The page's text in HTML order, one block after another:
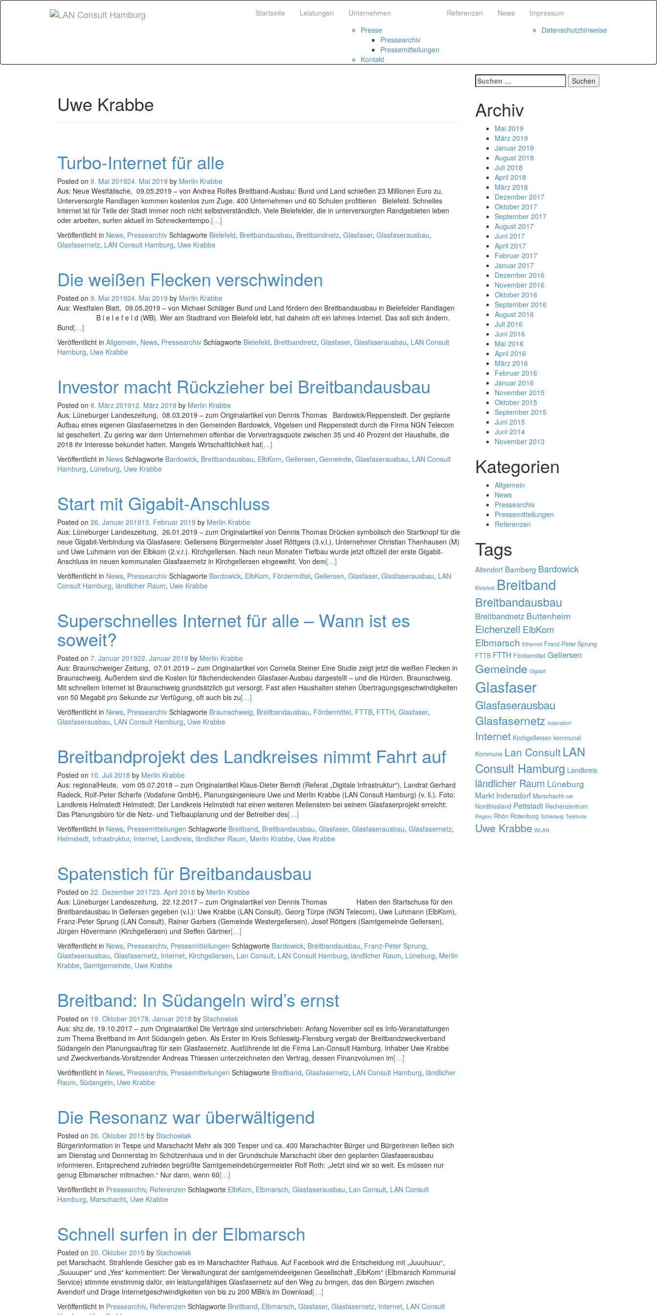
Startseite Leistungen
Unternehmen
Presse
Pressearchiv
Pressemitteilungen
Kontakt
Referenzen News
Impressum
Datenschutzhinweise
Uwe Krabbe
Turbo-Internet für alle
Posted on 9. Mai 201924. Mai 2019 by Merlin Krabbe
Aus: Neue Westfälische, 09.05.2019 – von Andrea Rolfes Breitband-Ausbau: Bund und Land schießen 23 Millionen Euro zu.
Unterversorgte Randlagen kommen kostenlos zum Zuge. 400 Unternehmen und 60 Schulen profitieren Bielefeld. Schnelles
Internet ist für Teile der Stadt immer noch nicht selbstverständlich. Viele Bielefelder, die in unterversorgten Randgebieten leben
oder arbeiten, surfen aktuell im Schneckentempo.[…]
Veröffentlicht in News, Pressearchiv Schlagworte Bielefeld, Breitbandausbau, Breitbandnetz, Glasfaser, Glasfaserausbau,
Glasfasernetz, LAN Consult Hamburg, Uwe Krabbe
Die weißen Flecken verschwinden
Posted on 9. Mai 201924. Mai 2019 by Merlin Krabbe
Aus: Westfalen Blatt, 09.05.2019 – von Michael Schläger Bund und Land fördern den Breitbandausbau in Bielefelder Randlagen
B i e l e f e l d (WB). Wer am Stadtrand von Bielefeld lebt, hat daheim oft ein lahmes Internet. Das soll sich ändern.
Bund[…]
Veröffentlicht in Allgemein, News, Pressearchiv Schlagworte Bielefeld, Breitbandnetz, Glasfaser, Glasfaserausbau, LAN Consult
Hamburg, Uwe Krabbe
Investor macht Rückzieher bei Breitbandausbau
Posted on 8. März 201912. März 2019 by Merlin Krabbe
Aus: Lüneburger Landeszeitung, 08.03.2019 – zum Originalartikel von Dennis Thomas Bardowick/Reppenstedt. Der geplante
Aufbau eines eigenen Glasfasernetzes in den Gemeinden Bardowick, Vögelsen und Reppenstedt durch die Firma NGN Telecom
ist gescheitert. Zu gering war dem Unternehmen offenbar die Vorvertragsquote zwischen 35 und 40 Prozent der Haushalte, die
2018 ihr Interesse bekundet hatten. Mangels Wirtschaftlichkeit hat[…]
Veröffentlicht in News Schlagworte Bardowick, Breitbandausbau, ElbKom, Gellersen, Gemeinde, Glasfaserausbau, LAN Consult
Hamburg, Lüneburg, Uwe Krabbe
Start mit Gigabit-Anschluss
Posted on 26. Januar 201913. Februar 2019 by Merlin Krabbe
Aus: Lüneburger Landeszeitung, 26.01.2019 – zum Originalartikel von Dennis Thomas Drücken symbolisch den Startknopf für die
neue Gigabit-Verbindung via Glasfasere: Gellersens Bürgermeister Josef Röttgers (3.v.l.), Unternehmer Christian Thenhausen (M)
und Uwe Luhmann von der Elbkom (2.v.r.). Kirchgellersen. Nach neun Monaten Tiefbau wurde jetzt offiziell der erste Gigabit-
Anschluss im neuen kommunalen Glasfasernetz in Kirchgellersen eingeweiht. Von dem[…]
Veröffentlicht in News, Pressearchiv Schlagworte Bardowick, ElbKom, Fördermittel, Gellersen, Glasfaser, Glasfaserausbau, LAN
Consult Hamburg, ländlicher Raum, Uwe Krabbe
Superschnelles Internet für alle – Wann ist es
soweit?
Posted on 7. Januar 201922. Januar 2019 by Merlin Krabbe
Aus: Braunschweiger Zeitung, 07.01.2019 – zum Originalartikel von Cornelia Steiner Eine Studie zeigt jetzt die weißen Flecken in
Braunschweig. Außerdem sind die Kosten für flächendeckenden Glasfaser-Ausbau dargestellt – und die Hürden. Braunschweig.
Mit schnellem Internet ist Braunschweig grundsätzlich gut versorgt. Fast allen Haushalten stehen Übertragungsgeschwindigkeiten
von 50 Megabit pro Sekunde zur Verfügung, oft auch bis zu[…]
Veröffentlicht in News, Pressearchiv Schlagworte Braunschweig, Breitbandausbau, Fördermittel, FTTB, FTTH, Glasfaser,
Glasfaserausbau, LAN Consult Hamburg, Uwe Krabbe
Breitbandprojekt des Landkreises nimmt Fahrt auf
Posted on 10. Juli 2018 by Merlin Krabbe
Aus: regionalHeute, vom 05.07.2018 – zum Originalartikel Klaus-Dieter Berndt (Referat „Digitale Infrastruktur“), Landrat Gerhard
Radeck, Rolf-Peter Scharfe (Vodafone GmbH), Planungsingenieure Uwe und Merlin Krabbe (LAN Consult Hamburg) (v. li.). Foto:
Landkreis Helmstedt Helmstedt. Der Landkreis Helmstedt hat einen weiteren Meilenstein bei seinem Glasfaserprojekt erreicht:
Das Planungsbüro für die Netz- und Tiefbauplanung und der Betreiber des[…]
Veröffentlicht in News, Pressemitteilungen Schlagworte Breitband, Breitbandausbau, Glasfaser, Glasfaserausbau, Glasfasernetz,
Helmstedt, Infrastruktur, Internet, Landkreis, ländlicher Raum, Merlin Krabbe, Uwe Krabbe
Spatenstich für Breitbandausbau
Posted on 22. Dezember 201723. April 2018 by Merlin Krabbe
Aus: Lüneburger Landeszeitung, 22.12.2017 – zum Originalartikel von Dennis Thomas Haben den Startschuss für den
Breitbandausbau in Gellersen gegeben (v.l.): Uwe Krabbe (LAN Consult), Georg Türpe (NGN Telecom), Uwe Luhmann (ElbKom),
Franz-Peter Sprung (LAN Consult), Rainer Garbers (Gemeinde Westergellersen), Josef Röttgers (Samtgemeinde Gellersen),
Jürgen Hövermann (Kirchgellersen) und Steffen Gärtner[…]
Veröffentlicht in News, Pressearchiv, Pressemitteilungen Schlagworte Bardowick, Breitbandausbau, Franz-Peter Sprung,
Glasfaserausbau, Glasfasernetz, Internet, Kirchgellersen, Lan Consult, LAN Consult Hamburg, ländlicher Raum, Lüneburg, Merlin
Krabbe, Samtgemeinde, Uwe Krabbe
Breitband: In Südangeln wird’s ernst
Posted on 19. Oktober 20178. Januar 2018 by Stachowiak
Aus: shz.de, 19.10.2017 – zum Originalartikel Die Verträge sind unterschrieben: Anfang November soll es Info-Veranstaltungen
zum Thema Breitband im Amt Südangeln geben. Als Erster im Kreis Schleswig-Flensburg vergab der Breitbandzweckverband
Südangeln den Planungsauftrag für sein Glasfasernetz. Ausführende ist die Firma Lan-Consult Hamburg. Inhaber Uwe Krabbe
und Zweckverbands-Vorsitzender Andreas Thiessen unterzeichneten den Vertrag, dessen Finanzvolumen im[…]
Veröffentlicht in News, Pressearchiv, Pressemitteilungen Schlagworte Breitband, Glasfasernetz, LAN Consult Hamburg, ländlicher
Raum, Südangeln, Uwe Krabbe
Die Resonanz war überwältigend
Posted on 26. Oktober 2015 by Stachowiak
Bürgerinformation in Tespe und Marschacht Mehr als 300 Tesper und ca. 400 Marschachter Bürger und Bürgerinnen ließen sich
am Dienstag und Donnerstag im Schützenhaus und in der Grundschule Marschacht über den geplanten Glasfaserausbau
informieren. Entsprechend zufrieden begrüßte Samtgemeindebürgermeister Rolf Roth: „Jetzt sind wir so weit. Es müssen nur
genug Elbmarscher mitmachen.“ Nur dann, wenn 60[…]
Veröffentlicht in Pressearchiv, Referenzen Schlagworte ElbKom, Elbmarsch, Glasfaserausbau, Lan Consult, LAN Consult
Hamburg, Marschacht, Uwe Krabbe
Schnell surfen in der Elbmarsch
Posted on 20. Oktober 2015 by Stachowiak
pet Marschacht. Strahlende Gesicher gab es im Marschachter Rathaus. Auf Facebook wird die Entscheidung mit „Juuuhuuu“,
„Suuuuper“ und „Yes“ kommentiert: Der Verwaltungsrat der samtgemeindeeigenen Gesellschaft „ElbKom“ (Elbmarsch Kommunal
Service) stimmte einstimmig dafür, ein leistungsfähiges Glasfasernetz auf den Weg zu bringen, das den Bürgern zwischen
Avendorf und Drage Internetgeschwindigkeiten von bis zu 200 MBit/s im Download[…]
Veröffentlicht in Pressearchiv, Referenzen Schlagworte Breitband, Elbmarsch, Glasfaser, Glasfasernetz, Internet, LAN Consult
Suchen
nach:
Archiv
Mai 2019
März 2019
Januar 2019
August 2018
Juli 2018
April 2018
März 2018
Dezember 2017
Oktober 2017
September 2017
August 2017
Juni 2017
April 2017
Februar 2017
Januar 2017
Dezember 2016
November 2016
Oktober 2016
September 2016
August 2016
Juli 2016
Juni 2016
Mai 2016
April 2016
März 2016
Februar 2016
Januar 2016
November 2015
Oktober 2015
September 2015
Juni 2015
Juni 2014
November 2013
Kategorien
Allgemein
News
Pressearchiv
Pressemitteilungen
Referenzen
Tags
Altendorf Bamberg Bardowick
Bielefeld Breitband
Breitbandausbau
Breitbandnetz Buttenheim
Eichenzell ElbKom
Elbmarsch Ethernet Franz-Peter Sprung
FTTB FTTH Fördermittel Gellersen
Gemeinde Gigabit
Glasfaser
Glasfaserausbau
Glasfasernetz Indersdorf
Internet Kirchgellersen kommunal
Kommune Lan Consult LAN
Consult Hamburg Landkreis
ländlicher Raum Lüneburg
Markt Indersdorf Marschacht ndr
Nordfriesland Pettstadt Rechenzentrum
Region Rhön Rotenburg Schleswig Telefonie
Uwe Krabbe WLAN